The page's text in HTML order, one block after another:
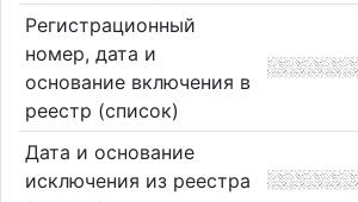
Регистрационный
номер, дата и
основание включения в
реестр (список)
Дата и основание
исключения из реестра